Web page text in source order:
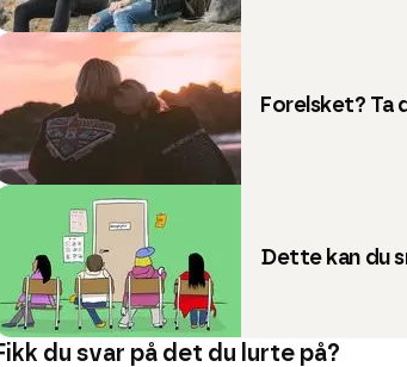
Forelsket?
Dette kan du
du svar på det du lurte på?